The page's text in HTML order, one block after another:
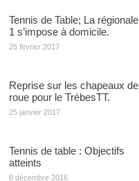
Tennis de Table; La régionale
1 s’impose à domicile.
25 février 2017
Reprise sur les chapeaux de
roue pour le TrèbesTT.
25 janvier 2017
Tennis de table : Objectifs
atteints
8 décembre 2016